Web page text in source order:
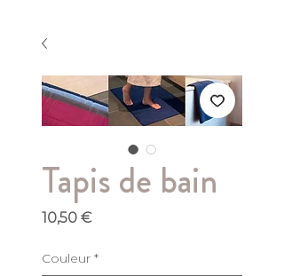
Tapis de bain
10,50 €Prix
Couleur *